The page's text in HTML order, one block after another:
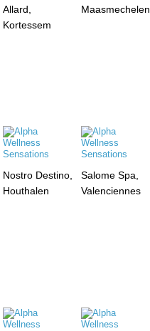
Allard,
Kortessem
Maasmechelen
Nostro Destino,
Houthalen
Salome Spa,
Valenciennes